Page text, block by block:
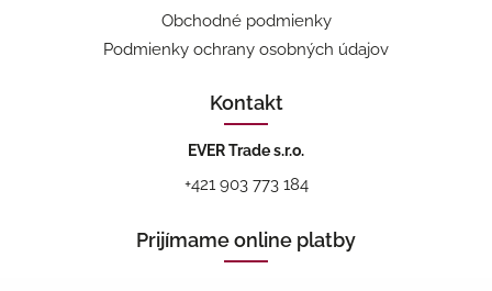
Obchodné podmienky
Podmienky ochrany osobných údajov
Kontakt
EVER Trade s.r.o.
+421 903 773 184
Prijímame online platby